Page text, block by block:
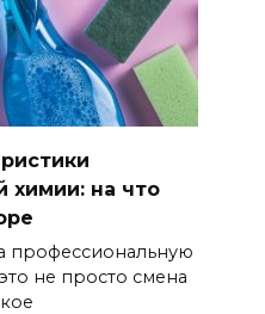
химии: на что
профессиональную
не просто смена